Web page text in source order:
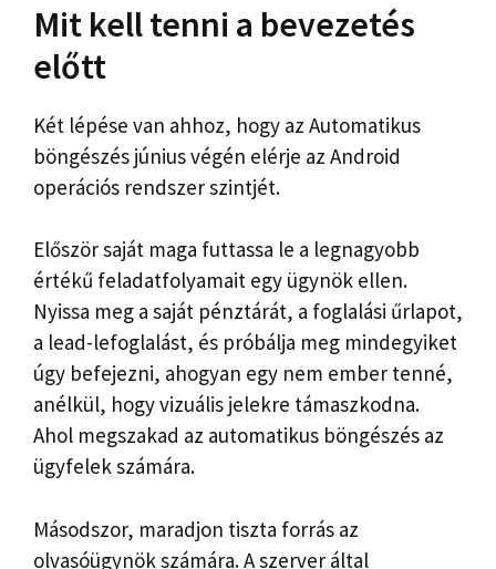
Mit kell tenni a bevezetés
előtt
Két lépése van ahhoz, hogy az Automatikus
böngészés június végén elérje az Android
operációs rendszer szintjét.
Először saját maga futtassa le a legnagyobb
értékű feladatfolyamait egy ügynök ellen.
Nyissa meg a saját pénztárát, a foglalási űrlapot,
a lead-lefoglalást, és próbálja meg mindegyiket
úgy befejezni, ahogyan egy nem ember tenné,
anélkül, hogy vizuális jelekre támaszkodna.
Ahol megszakad az automatikus böngészés az
ügyfelek számára.
Másodszor, maradjon tiszta forrás az
olvasóügynök számára. A szerver által